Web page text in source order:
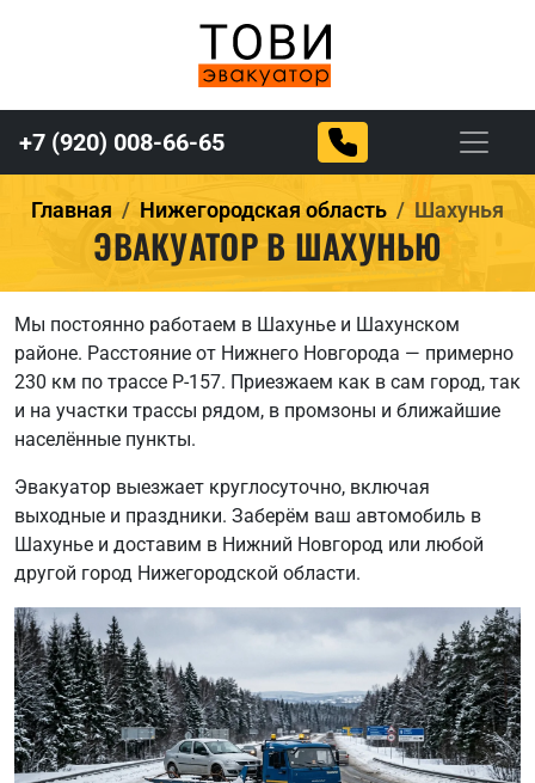
+7 (920) 008-66-65
Главная Нижегородская область Шахунья
ЭВАКУАТОР В ШАХУНЬЮ
Мы постоянно работаем в Шахунье и Шахунском
районе. Расстояние от Нижнего Новгорода — примерно
230 км по трассе Р-157. Приезжаем как в сам город, так
и на участки трассы рядом, в промзоны и ближайшие
населённые пункты.
Эвакуатор выезжает круглосуточно, включая
выходные и праздники. Заберём ваш автомобиль в
Шахунье и доставим в Нижний Новгород или любой
другой город Нижегородской области.